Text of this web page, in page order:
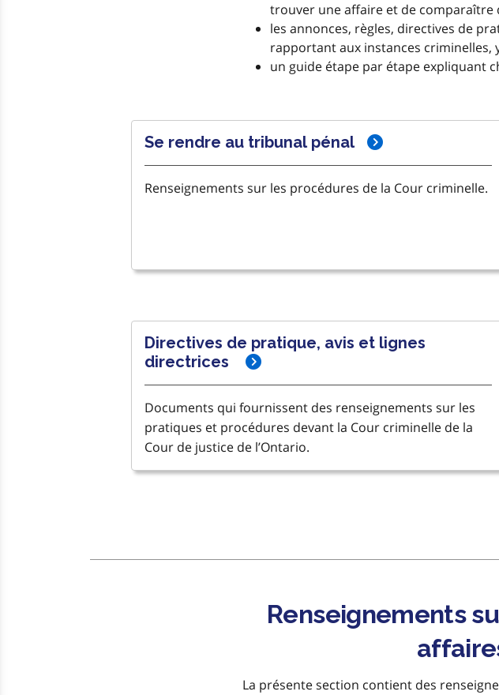
trouver une affaire et de comparaître
les annonces, règles, directives de
rapportant aux instances criminelles,
un guide étape par étape expliquant
Se rendre au tribunal pénal
Renseignements sur les procédures de la Cour criminelle.
Directives de pratique, avis et lignes
directrices
Documents qui fournissent des renseignements sur les
pratiques et procédures devant la Cour criminelle de la
Cour de justice de l’Ontario.
Renseignements
La présente section contient des